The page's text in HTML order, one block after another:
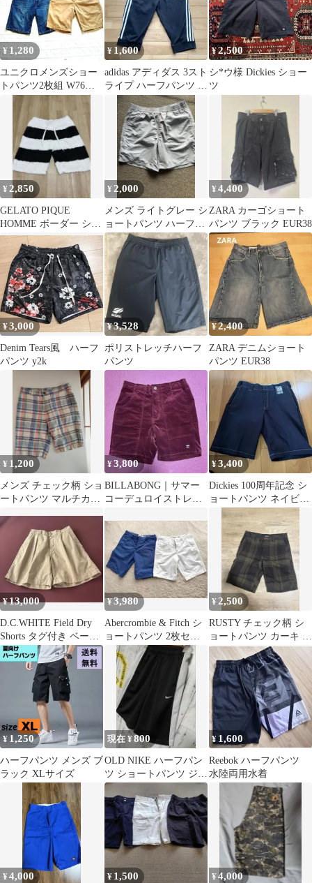
¥ 1,280
ユニクロメンズショー
トパンツ2枚組 W76〜
¥ 1,600
adidas アディダス 3スト
ライプ ハーフパンツ ブ
ラック 綿混 M
¥2,500
シ*ウ様 Dickies ショー
ツ
¥ 2,850
GELATO PIQUE
HOMME ボーダー ショ
ートパンツ M
¥ 2,000
メンズ ライトグレー シ
ョートパンツ ハーフパ
ンツ(水陸両用)
¥4,400
ZARA カーゴショート
パンツ ブラック EUR38
¥3,000
Denim Tears風 ハーフ
パンツ y2k
¥3,528
ポリストレッチハーフ
パンツ
¥2,400
ZARA デニムショート
パンツ EUR38
¥ 1,200
メンズ チェック柄 ショ
ートパンツ マルチカラ
¥3,800
BILLABONG｜サマー
コーデュロイストレッ
ビラボンRHC
¥3,400
Dickies 100周年記念 シ
ョートパンツ ネイビー
¥13,000
D.C.WHITE Field Dry
Shorts タグ付き ベージ
ュ M
¥3,980
Abercrombie & Fitch シ
ョートパンツ 2枚セッ
ト 30インチ
¥ 2,500
RUSTY チェック柄 シ
ョートパンツ カーキ 32
インチ
¥ 1,250
ハーフパンツ メンズ ブ
ラック XLサイズ
現在 ¥ 800
OLD NIKE ハーフパン
ツ ショートパンツ ジャ
ージ 刺繍 銀タグ 90s
¥ 1,600
Reebok ハーフパンツ
水陸両用水着
¥4,000 ¥ 1,500 ¥4,000